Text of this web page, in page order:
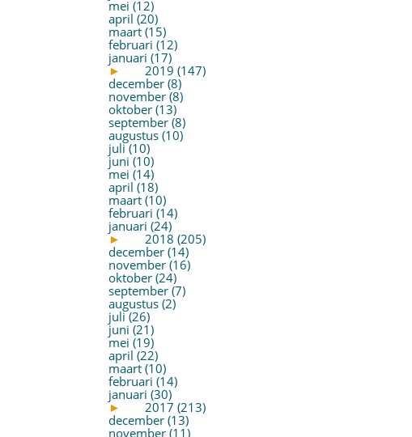
mei (12)
april (20)
maart (15)
februari (12)
januari (17)
►
2019 (147)
december (8)
november (8)
oktober (13)
september (8)
augustus (10)
juli (10)
juni (10)
mei (14)
april (18)
maart (10)
februari (14)
januari (24)
►
2018 (205)
december (14)
november (16)
oktober (24)
september (7)
augustus (2)
juli (26)
juni (21)
mei (19)
april (22)
maart (10)
februari (14)
januari (30)
►
2017 (213)
december (13)
november (11)